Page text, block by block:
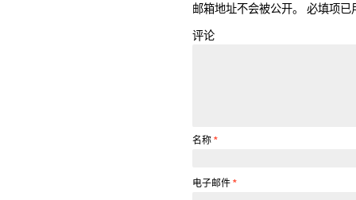
邮箱地址不会被公开。 必填项已
评论
名称 *
电子邮件 *